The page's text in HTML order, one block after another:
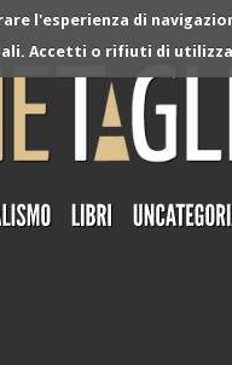
l'esperienza di
Accetti o rifiuti di